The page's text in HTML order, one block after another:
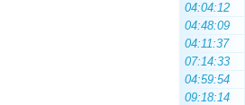
04:04:12
04:48:09
04:11:37
07:14:33
04:59:54
09:18:14